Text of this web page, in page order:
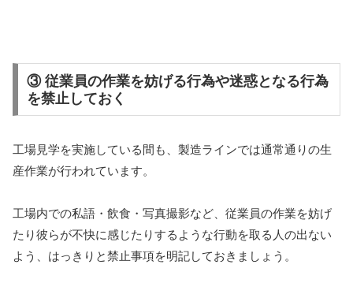
③ 従業員の作業を妨げる行為や迷惑となる行為
を禁止しておく
工場見学を実施している間も、製造ラインでは通常通りの生
産作業が行われています。
工場内での私語・飲食・写真撮影など、従業員の作業を妨げ
たり彼らが不快に感じたりするような行動を取る人の出ない
よう、はっきりと禁止事項を明記しておきましょう。